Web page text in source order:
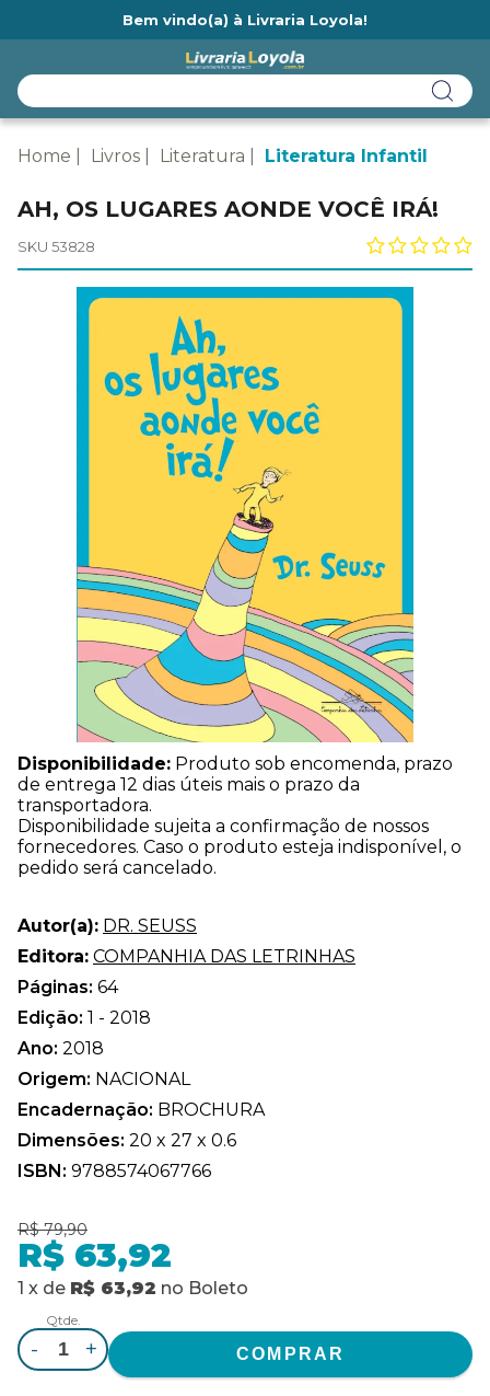
Bem vindo(a) à Livraria Loyola!
Home Livros Literatura Literatura Infantil
AH, OS LUGARES AONDE VOCÊ IRÁ!
SKU 53828
Disponibilidade: Produto sob encomenda, prazo
de entrega 12 dias úteis mais o prazo da
transportadora.
Disponibilidade sujeita a confirmação de nossos
fornecedores. Caso o produto esteja indisponível, o
pedido será cancelado.
Autor(a): DR. SEUSS
Editora: COMPANHIA DAS LETRINHAS
Páginas: 64
Edição: 1 - 2018
Ano: 2018
Origem: NACIONAL
Encadernação: BROCHURA
Dimensões: 20 x 27 x 0.6
ISBN: 9788574067766
R$ 79,90
R$ 63,92
1 x de R$ 63,92 no Boleto
Qtde.
- +